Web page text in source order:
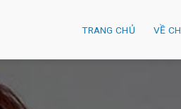
TRANG CHỦ VỀ